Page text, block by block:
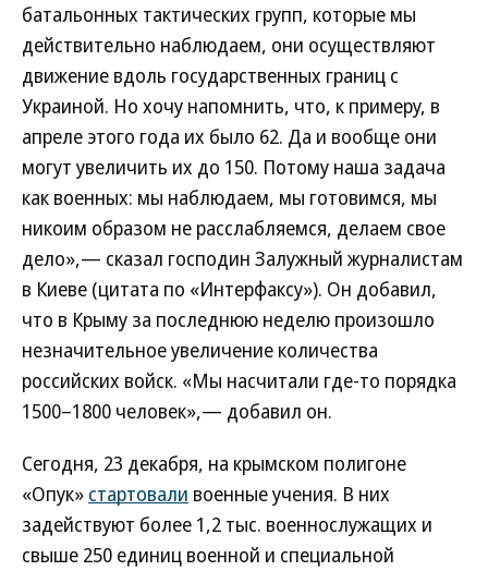
батальонных тактических групп, которые мы
действительно наблюдаем, они осуществляют
движение вдоль государственных границ с
Украиной. Но хочу напомнить, что, к примеру, в
апреле этого года их было 62. Да и вообще они
могут увеличить их до 150. Потому наша задача
как военных: мы наблюдаем, мы готовимся, мы
никоим образом не расслабляемся, делаем свое
дело»,— сказал господин Залужный журналистам
в Киеве (цитата по «Интерфаксу»). Он добавил,
что в Крыму за последнюю неделю произошло
незначительное увеличение количества
российских войск. «Мы насчитали где-то порядка
1500–1800 человек»,— добавил он.
Сегодня, 23 декабря, на крымском полигоне
«Опук» стартовали военные учения. В них
задействуют более 1,2 тыс. военнослужащих и
свыше 250 единиц военной и специальной